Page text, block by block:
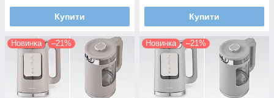
Купити Купити
Новинка –21% Новинка –21%